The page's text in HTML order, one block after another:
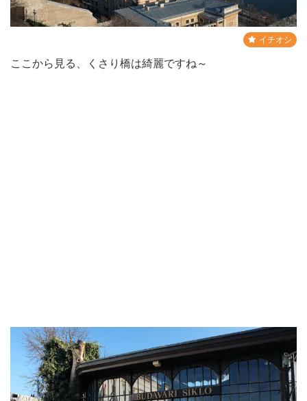
イチオシ
ここから見る、くさり橋は綺麗ですね～